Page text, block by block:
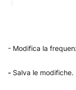
- Modifica la
- Salva le modifiche.